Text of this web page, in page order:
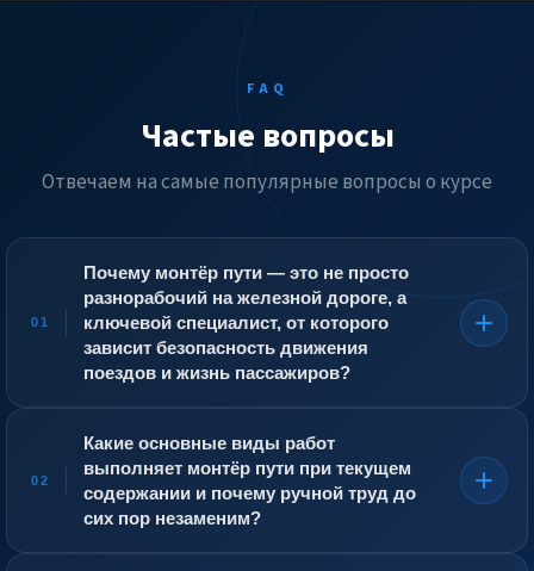
FAQ
Частые вопросы
Отвечаем на самые популярные вопросы о курсе
01
Почему монтёр пути — это не просто
разнорабочий на железной дороге, а
ключевой специалист, от которого
зависит безопасность движения
поездов и жизнь пассажиров?
воспринимающее колоссальные динамические
нагрузки от проходящих составов. Рельсы, шпалы,
скрепления и балласт работают как единая система, и
малейшее нарушение геометрии — уширение колеи,
просадка стыка, перекос — может привести к
02
Какие основные виды работ
выполняет монтёр пути при текущем
содержании и почему ручной труд до
сих пор незаменим?